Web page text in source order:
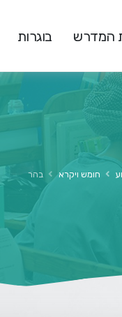
המדרש בוגרות
חומש ויקרא בהר